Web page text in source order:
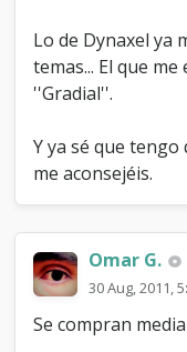
Lo de Dynaxel ya
temas... El que
''Gradial''.
Y ya sé que
me aconsejéis.
Omar G.
30 Aug, 2011,
Se compran